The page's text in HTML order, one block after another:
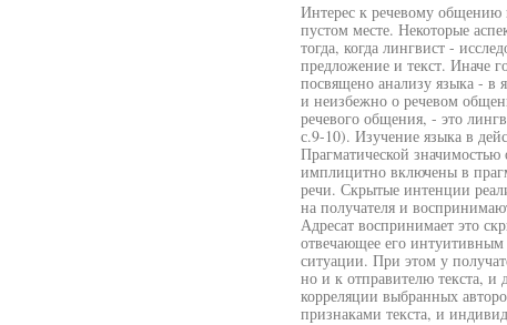
Интерес к речевому общению
пустом месте. Некоторые
тогда, когда лингвист -
предложение и текст. Иначе
посвящено анализу языка - в
и неизбежно о речевом
речевого общения, - это
с.9-10). Изучение языка в
Прагматической
имплицитно включены в
речи. Скрытые интенции
на получателя и
Адресат воспринимает это
отвечающее его интуитивным
ситуации. При этом у
но и к отправителю текста, и
корреляции выбранных
признаками текста, и